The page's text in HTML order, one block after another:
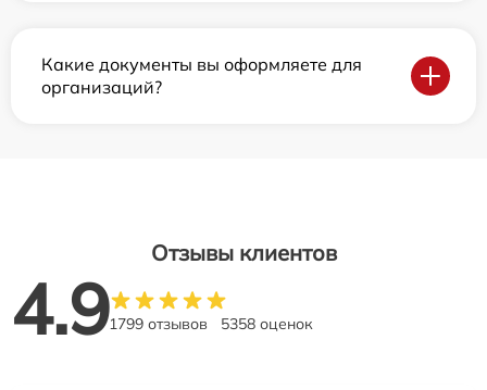
Какие документы вы оформляете для
организаций?
Отзывы клиентов
4.91799 отзывов 5358 оценок